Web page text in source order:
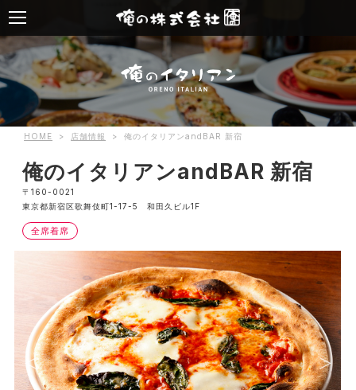
HOME > 店舗情報 > 俺のイタリアンandBAR 新宿
俺のイタリアンandBAR 新宿
〒160-0021
東京都新宿区歌舞伎町1-17-5 和田久ビル1F
全席着席